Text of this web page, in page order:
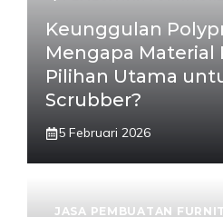
Keunggulan
Mengapa Material
Pilihan Utama
Scrubber?
5 Februari 2026
JASA PEMBUATAN